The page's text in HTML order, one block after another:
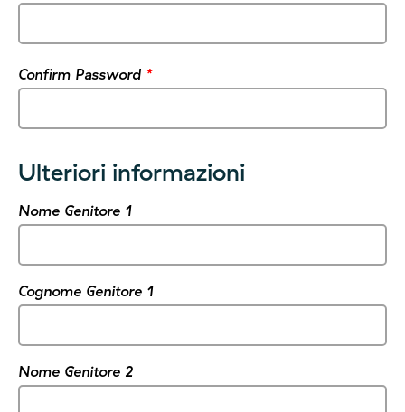
Confirm Password *
Ulteriori informazioni
Nome Genitore 1
Cognome Genitore 1
Nome Genitore 2